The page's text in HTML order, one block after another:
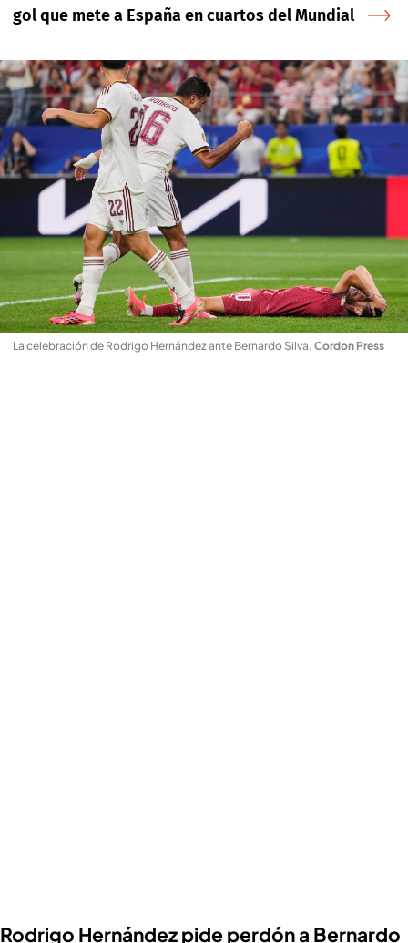
gol que mete a España en cuartos del Mundial
La celebración de Rodrigo Hernández ante Bernardo Silva. Cordon Press
Rodrigo Hernández pide perdón a Bernardo